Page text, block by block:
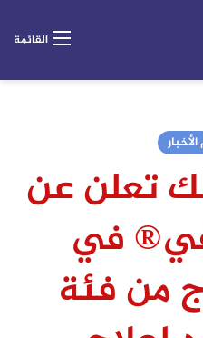
القائمة
تعلن عن
في
من فئة